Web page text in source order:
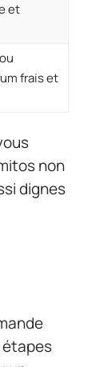
et
frais et
non
dignes
étapes